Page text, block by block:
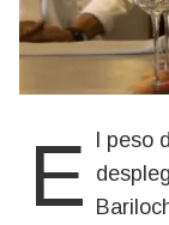
El peso de la historia del buen vino argentino